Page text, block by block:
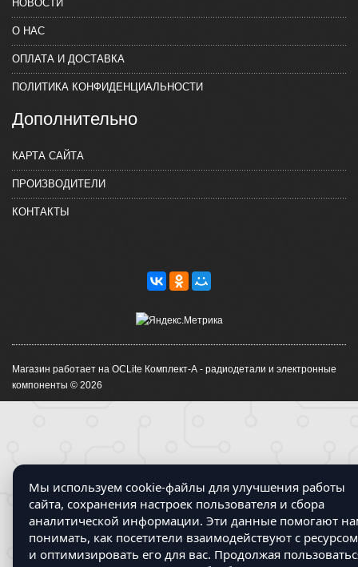
НОВОСТИ
О НАС
ОПЛАТА И ДОСТАВКА
ПОЛИТИКА КОНФИДЕНЦИАЛЬНОСТИ
Дополнительно
КАРТА САЙТА
ПРОИЗВОДИТЕЛИ
КОНТАКТЫ
Магазин работает на OCLite Комплект-А - радиодетали и электронные
компоненты © 2026
Мы используем cookie-файлы для улучшения работы
сайта, сохранения настроек пользователя и сбора
аналитической информации. Эти данные помогают
понимать, как посетители взаимодействуют с
и оптимизировать его для вас. Продолжая